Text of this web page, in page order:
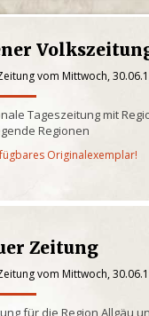
vom Mittwoch,
Tageszeitung mit
Regionen
Originalexemplar!
Zeitung
vom Mittwoch,
für die Region Allgäu